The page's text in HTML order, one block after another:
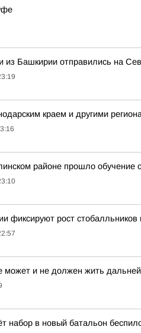
из Башкирии отправились на
краем и другими
районе прошло обучение
фиксируют рост
может и не должен жить
набор в новый батальон